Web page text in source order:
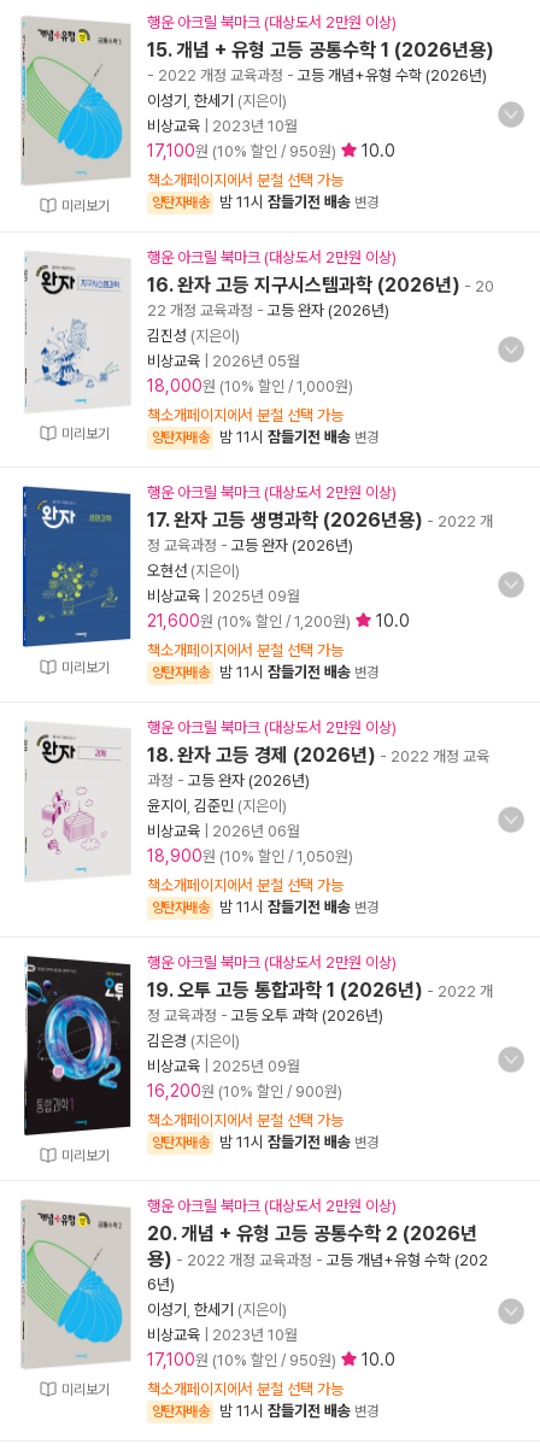
미리보기
행운 아크릴 북마크 (대상도서 2만원 이상)
15. 개념 + 유형 고등 공통수학 1 (2026년용)
- 2022 개정 교육과정 - 고등 개념+유형 수학 (2026년)
이성기
한세기 (지은이)
비상교육
2023년 10월
17,100원 (10% 할인 / 950원) 10.0
책소개페이지에서 분철 선택 가능
양탄자배송 밤 11시 잠들기전 배송 변경
미리보기
행운 아크릴 북마크 (대상도서 2만원 이상)
16. 완자 고등 지구시스템과학 (2026년) - 20
22 개정 교육과정 - 고등 완자 (2026년)
김진성 (지은이)
비상교육
2026년 05월
18,000원 (10% 할인 / 1,000원)
책소개페이지에서 분철 선택 가능
양탄자배송 밤 11시 잠들기전 배송 변경
미리보기
행운 아크릴 북마크 (대상도서 2만원 이상)
17. 완자 고등 생명과학 (2026년용) - 2022 개
정 교육과정 - 고등 완자 (2026년)
오현선 (지은이)
비상교육
2025년 09월
21,600원 (10% 할인 / 1,200원) 10.0
책소개페이지에서 분철 선택 가능
양탄자배송 밤 11시 잠들기전 배송 변경
행운 아크릴 북마크 (대상도서 2만원 이상)
18. 완자 고등 경제 (2026년) - 2022 개정 교육
과정 - 고등 완자 (2026년)
윤지이
김준민 (지은이)
비상교육
2026년 06월
18,900원 (10% 할인 / 1,050원)
책소개페이지에서 분철 선택 가능
양탄자배송 밤 11시 잠들기전 배송 변경
미리보기
행운 아크릴 북마크 (대상도서 2만원 이상)
19. 오투 고등 통합과학 1 (2026년) - 2022 개
정 교육과정 - 고등 오투 과학 (2026년)
김은경 (지은이)
비상교육
2025년 09월
16,200원 (10% 할인 / 900원)
책소개페이지에서 분철 선택 가능
양탄자배송 밤 11시 잠들기전 배송 변경
미리보기
행운 아크릴 북마크 (대상도서 2만원 이상)
20. 개념 + 유형 고등 공통수학 2 (2026년
용) - 2022 개정 교육과정 - 고등 개념+유형 수학 (202
6년)
이성기
한세기 (지은이)
비상교육
2023년 10월
17,100원 (10% 할인 / 950원) 10.0
책소개페이지에서 분철 선택 가능
양탄자배송 밤 11시 잠들기전 배송 변경